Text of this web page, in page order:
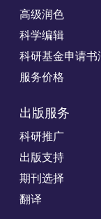
高级润色
科学编辑
科研基金申请书
服务价格
出版服务
科研推广
出版支持
期刊选择
翻译